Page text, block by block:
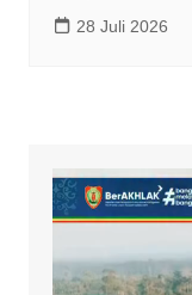
28 Juli 2026